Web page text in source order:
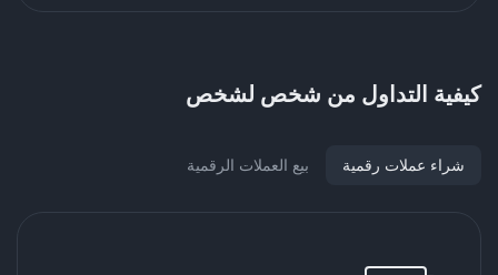
كيفية التداول من شخص لشخص
شراء عملات رقمية بيع العملات الرقمية